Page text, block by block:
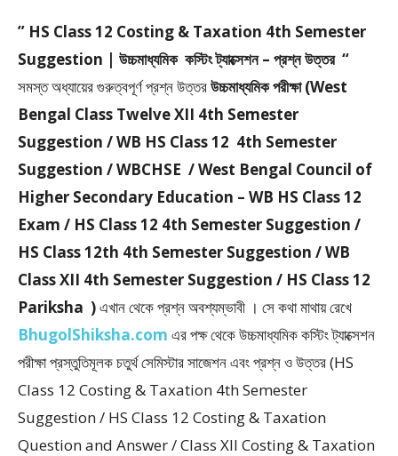
” HS Class 12 Costing & Taxation 4th Semester
Suggestion | উচ্চমাধ্যমিক কস্টিং ট্যাক্সেশন – প্রশ্ন উত্তর “
সমস্ত অধ্যায়ের গুরুত্বপূর্ণ প্রশ্ন উত্তরউচ্চমাধ্যমিক পরীক্ষা (West
Bengal Class Twelve XII 4th Semester
Suggestion / WB HS Class 12 4th Semester
Suggestion / WBCHSE / West Bengal Council of
Higher Secondary Education – WB HS Class 12
Exam / HS Class 12 4th Semester Suggestion /
HS Class 12th 4th Semester Suggestion / WB
Class XII 4th Semester Suggestion / HS Class 12
Pariksha )এখান থেকে প্রশ্ন অবশ্যম্ভাবী । সে কথা মাথায় রেখে
BhugolShiksha.com এর পক্ষ থেকে উচ্চমাধ্যমিক কস্টিং ট্যাক্সেশন
পরীক্ষা প্রস্তুতিমূলক চতুর্থ সেমিস্টার সাজেশন এবং প্রশ্ন ও উত্তর (HS
Class 12 Costing & Taxation 4th Semester
Suggestion / HS Class 12 Costing & Taxation
Question and Answer / Class XII Costing & Taxation